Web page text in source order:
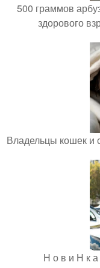
500 граммов
здорового
Владельцы кошек и
Н о в и Н к